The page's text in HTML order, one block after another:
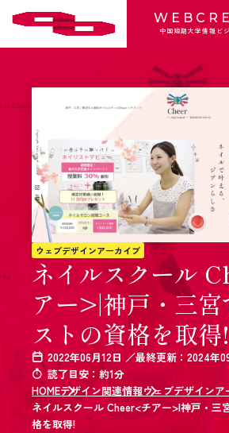
中国短期大学情報ビ
ウェブデザインアーカイブ
ネイルスクール
アー>|神戸・三宮
ストの資格を取得!
2022年06月12日 ／最終更新：2024年
読了目安：約1分
HOMEデザイン関連情報ウェブデザインア
ネイルスクール Cheer<チアー>|神戸・三
格を取得!